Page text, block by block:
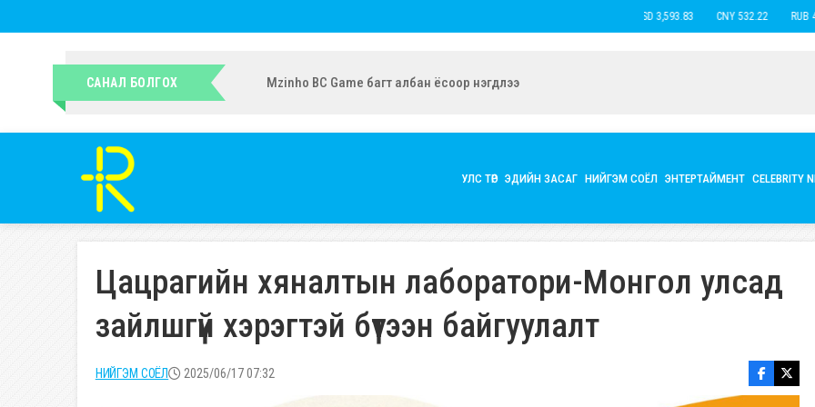
USD 3,593.83 CNY 532.22 RUB
САНАЛ БОЛГОХ УИХ-ын гишүүн Ч.Ундрамын экс нөхөр Б.Наранцацралт найзтай нь ханилан, бүл нэмжээ
УЛС ТӨР ЭДИЙН ЗАСАГ НИЙГЭМ СОЁЛ ЭНТЕРТАЙМЕНТ CELEBRITY
Цацрагийн хяналтын лаборатори-Монгол улсад
зайлшгүй хэрэгтэй бүтээн байгуулалт
НИЙГЭМ СОЁЛ 2025/06/17 07:32